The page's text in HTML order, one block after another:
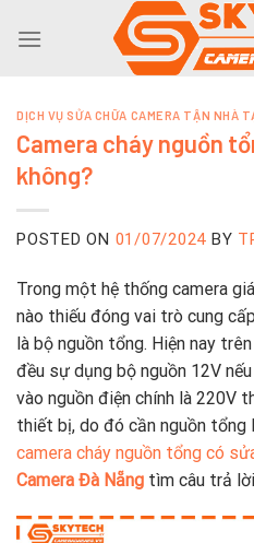
DỊCH VỤ SỬA CHỮA CAMERA TẬN NHÀ
Camera cháy nguồn
không?
POSTED ON 01/07/2024 BY
Trong một hệ thống camera
nào thiếu đóng vai trò cung
là bộ nguồn tổng. Hiện nay
đều sự dụng bộ nguồn 12V
vào nguồn điện chính là 220V
thiết bị, do đó cần nguồn tổng
camera cháy nguồn tổng có
Camera Đà Nẵng tìm câu trả